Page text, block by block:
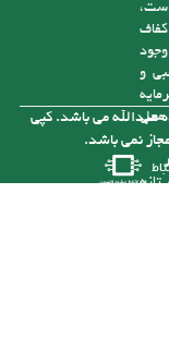
و
محل
عبدالله می باشد. کپی
نمی باشد.